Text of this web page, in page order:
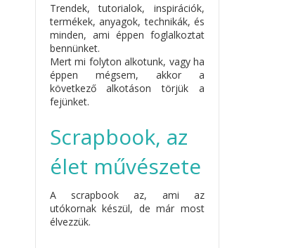
Trendek, tutorialok, inspirációk,
termékek, anyagok, technikák, és
minden, ami éppen foglalkoztat
bennünket.
Mert mi folyton alkotunk, vagy ha
éppen mégsem, akkor a
következő alkotáson törjük a
fejünket.
Scrapbook, az
élet művészete
A scrapbook az, ami az
utókornak készül, de már most
élvezzük.